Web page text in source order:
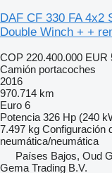
DAF CF 330 FA 4x2
Double Winch + +
COP 220.400.000 EUR
Camión portacoches
2016
970.714 km
Euro 6
Potencia 326 Hp (240
7.497 kg Configuración
neumática/neumática
Países Bajos, Oud
Gema Trading B.V.